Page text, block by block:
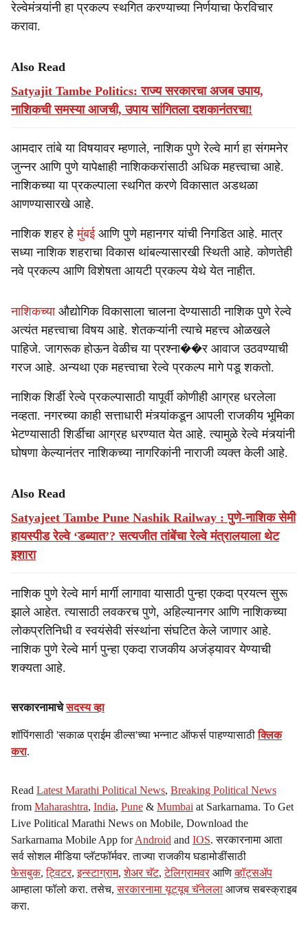
रेल्वेमंत्र्यांनी हा प्रकल्प स्थगित करण्याच्या निर्णयाचा फेरविचार
करावा.
Also Read
Satyajit Tambe Politics: राज्य सरकारचा अजब उपाय,
नाशिकची समस्या आजची, उपाय सांगितला दशकानंतरचा!
आमदार तांबे या विषयावर म्हणाले, नाशिक पुणे रेल्वे मार्ग हा संगमनेर
जुन्नर आणि पुणे यापेक्षाही नाशिककरांसाठी अधिक महत्त्वाचा आहे.
नाशिकच्या या प्रकल्पाला स्थगित करणे विकासात अडथळा
आणण्यासारखे आहे.
नाशिक शहर हे मुंबई आणि पुणे महानगर यांची निगडित आहे. मात्र
सध्या नाशिक शहराचा विकास थांबल्यासारखी स्थिती आहे. कोणतेही
नवे प्रकल्प आणि विशेषता आयटी प्रकल्प येथे येत नाहीत.
नाशिकच्याऔद्योगिक विकासाला चालना देण्यासाठी नाशिक पुणे रेल्वे
अत्यंत महत्त्वाचा विषय आहे. शेतकऱ्यांनी त्याचे महत्त्व ओळखले
पाहिजे. जागरूक होऊन वेळीच या प्रश्ना��र आवाज उठवण्याची
गरज आहे. अन्यथा एक महत्त्वाचा रेल्वे प्रकल्प मागे पडू शकतो.
नाशिक शिर्डी रेल्वे प्रकल्पासाठी यापूर्वी कोणीही आग्रह धरलेला
नव्हता. नगरच्या काही सत्ताधारी मंत्र्यांकडून आपली राजकीय भूमिका
भेटण्यासाठी शिर्डीचा आग्रह धरण्यात येत आहे. त्यामुळे रेल्वे मंत्र्यांनी
घोषणा केल्यानंतर नाशिकच्या नागरिकांनी नाराजी व्यक्त केली आहे.
Also Read
Satyajeet Tambe Pune Nashik Railway : पुणे-नाशिक सेमी
हायस्पीड रेल्वे ‘डब्यात’? सत्यजीत तांबेंचा रेल्वे मंत्रालयाला थेट
इशारा
नाशिक पुणे रेल्वे मार्ग मार्गी लागावा यासाठी पुन्हा एकदा प्रयत्न सुरू
झाले आहेत. त्यासाठी लवकरच पुणे, अहिल्यानगर आणि नाशिकच्या
लोकप्रतिनिधी व स्वयंसेवी संस्थांना संघटित केले जाणार आहे.
नाशिक पुणे रेल्वे मार्ग पुन्हा एकदा राजकीय अजंड्यावर येण्याची
शक्यता आहे.
सरकारनामाचेसदस्य व्हा
शॉपिंगसाठी 'सकाळ प्राईम डील्स'च्या भन्नाट ऑफर्स पाहण्यासाठीक्लिक
करा.
Read Latest Marathi Political News, Breaking Political News
from Maharashtra, India, Pune & Mumbai at Sarkarnama. To Get
Live Political Marathi News on Mobile, Download the
Sarkarnama Mobile App forAndroid and IOS. सरकारनामा आता
सर्व सोशल मीडिया प्लॅटफॉर्मवर. ताज्या राजकीय घडामोडींसाठी
फेसबुक,ट्विटर,इन्स्टाग्राम,शेअर चॅट,टेलिग्रामवर आणिव्हॉट्सॲप
आम्हाला फॉलो करा. तसेच,सरकारनामा यूट्यूब चॅनेलला आजच सबस्क्राइब
करा.